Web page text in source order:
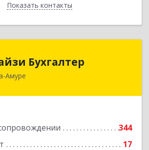
Показать контакты
Назад
Бухгалтер
Амуре
344
17
1С:Франчайзи Бухгалтер
край, Комсомольск-на-
Подробнее